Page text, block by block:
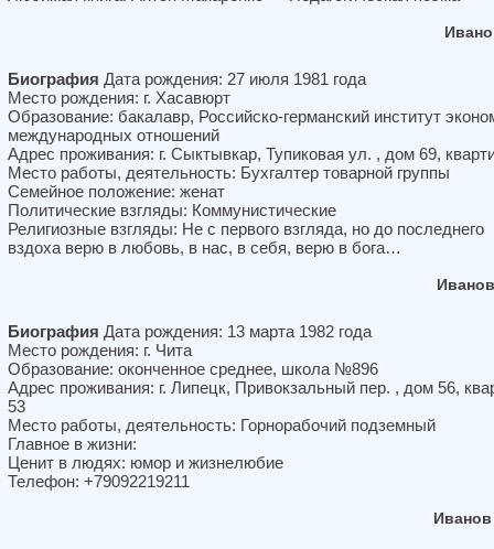
Биография Дата рождения: 27 июля 1981 года
Место рождения: г. Хасавюрт
Образование: бакалавр, Российско-германский институт
международных отношений
Адрес проживания: г. Сыктывкар, Тупиковая ул. , дом 69,
Место работы, деятельность: Бухгалтер товарной группы
Семейное положение: женат
Политические взгляды: Коммунистические
Религиозные взгляды: Не с первого взгляда, но до последнего
вздоха верю в любовь, в нас, в себя, верю в бога…
Биография Дата рождения: 13 марта 1982 года
Место рождения: г. Чита
Образование: оконченное среднее, школа №896
Адрес проживания: г. Липецк, Привокзальный пер. , дом 56,
53
Место работы, деятельность: Горнорабочий подземный
Главное в жизни:
Ценит в людях: юмор и жизнелюбие
Телефон: +79092219211